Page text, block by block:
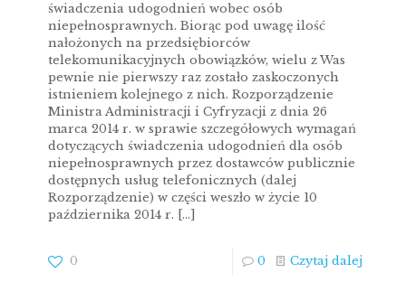
świadczenia udogodnień wobec osób
niepełnosprawnych. Biorąc pod uwagę ilość
nałożonych na przedsiębiorców
telekomunikacyjnych obowiązków, wielu z Was
pewnie nie pierwszy raz zostało zaskoczonych
istnieniem kolejnego z nich. Rozporządzenie
Ministra Administracji i Cyfryzacji z dnia 26
marca 2014 r. w sprawie szczegółowych wymagań
dotyczących świadczenia udogodnień dla osób
niepełnosprawnych przez dostawców publicznie
dostępnych usług telefonicznych (dalej
Rozporządzenie) w części weszło w życie 10
października 2014 r. […]
0 0 Czytaj dalej